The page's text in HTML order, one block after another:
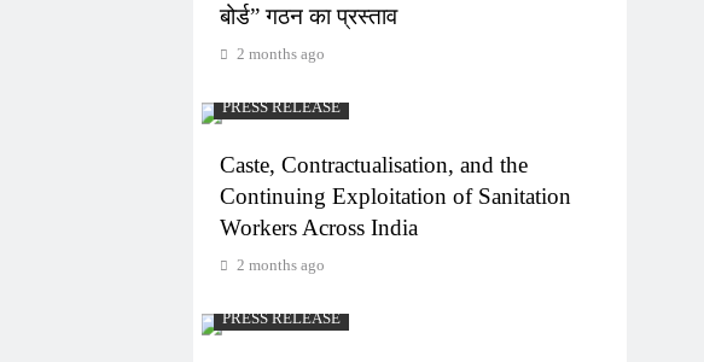
बोर्ड” गठन का प्रस्ताव
2 months ago
PRESS RELEASE
Caste, Contractualisation, and the
Continuing Exploitation of Sanitation
Workers Across India
2 months ago
PRESS RELEASE